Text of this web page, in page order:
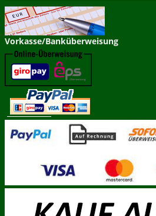
Vorkasse/Banküberweisung